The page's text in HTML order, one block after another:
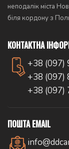
неподалік міста
біля кордону з
КОНТАКТНА
+38 (097)
+38 (097)
+38 (097)
ПОШТА EMAIL